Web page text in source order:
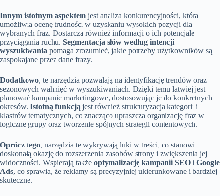
Innym istotnym aspektem jest analiza konkurencyjności, która
umożliwia ocenę trudności w uzyskaniu wysokich pozycji dla
wybranych fraz. Dostarcza również informacji o ich potencjale
przyciągania ruchu. Segmentacja słów według intencji
wyszukiwania pomaga zrozumieć, jakie potrzeby użytkowników są
zaspokajane przez dane frazy.
Dodatkowo, te narzędzia pozwalają na identyfikację trendów oraz
sezonowych wahnięć w wyszukiwaniach. Dzięki temu łatwiej jest
planować kampanie marketingowe, dostosowując je do konkretnych
okresów. Istotną funkcją jest również strukturyzacja kategorii i
klastrów tematycznych, co znacząco upraszcza organizację fraz w
logiczne grupy oraz tworzenie spójnych strategii contentowych.
Oprócz tego, narzędzia te wykrywają luki w treści, co stanowi
doskonałą okazję do rozszerzenia zasobów strony i zwiększenia jej
widoczności. Wspierają także optymalizację kampanii SEO i Google
Ads, co sprawia, że reklamy są precyzyjniej ukierunkowane i bardziej
skuteczne.